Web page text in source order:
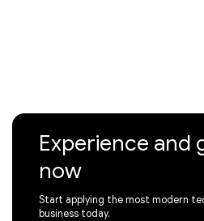
Experience and
now
Start applying the most modern
business today.